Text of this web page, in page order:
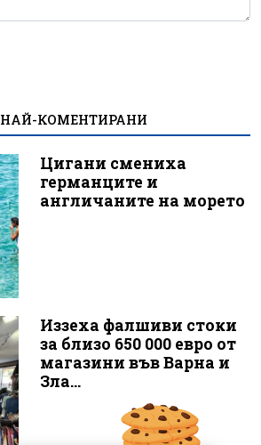
НАЙ-КОМЕНТИРАНИ
Цигани смениха
германците и
англичаните на морето
Иззеха фалшиви стоки
за близо 650 000 евро от
магазини във Варна и
Зла...